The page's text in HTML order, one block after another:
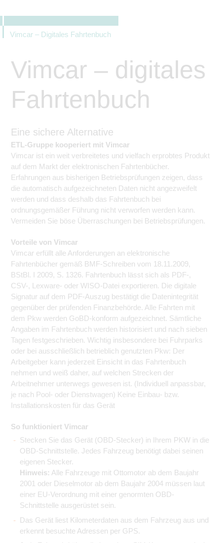
Vimcar – Digitales Fahrtenbuch
Vimcar – digitales
Fahrtenbuch
Eine sichere Alternative
ETL-Gruppe kooperiert mit Vimcar
Vimcar ist ein weit verbreitetes und vielfach erprobtes Produkt
auf dem Markt der elektronischen Fahrtenbücher.
Erfahrungen aus bisherigen Betriebsprüfungen zeigen, dass
die automatisch aufgezeichneten Daten nicht angezweifelt
werden und dass deshalb das Fahrtenbuch bei
ordnungsgemäßer Führung nicht verworfen werden kann.
Vermeiden Sie böse Überraschungen bei Betriebsprüfungen.
Vorteile von Vimcar
Vimcar erfüllt alle Anforderungen an elektronische
Fahrtenbücher gemäß BMF-Schreiben vom 18.11.2009,
BStBl. I 2009, S. 1326. Fahrtenbuch lässt sich als PDF-,
CSV-, Lexware- oder WISO-Datei exportieren. Die digitale
Signatur auf dem PDF-Auszug bestätigt die Datenintegrität
gegenüber der prüfenden Finanzbehörde. Alle Fahrten mit
dem Pkw werden GoBD-konform aufgezeichnet. Sämtliche
Angaben im Fahrtenbuch werden historisiert und nach sieben
Tagen festgeschrieben. Wichtig insbesondere bei Fuhrparks
oder bei ausschließlich betrieblich genutzten Pkw: Der
Arbeitgeber kann jederzeit Einsicht in das Fahrtenbuch
nehmen und weiß daher, auf welchen Strecken der
Arbeitnehmer unterwegs gewesen ist. (Individuell anpassbar,
je nach Pool- oder Dienstwagen) Keine Einbau- bzw.
Installationskosten für das Gerät
So funktioniert Vimcar
Stecken Sie das Gerät (OBD-Stecker) in Ihrem PKW in die
OBD-Schnittstelle. Jedes Fahrzeug benötigt dabei seinen
eigenen Stecker.
Hinweis: Alle Fahrzeuge mit Ottomotor ab dem Baujahr
2001 oder Dieselmotor ab dem Baujahr 2004 müssen laut
einer EU-Verordnung mit einer genormten OBD-
Schnittstelle ausgerüstet sein.
Das Gerät liest Kilometerdaten aus dem Fahrzeug aus und
erkennt besuchte Adressen per GPS.
können.